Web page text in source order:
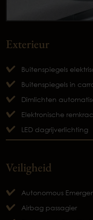
Exterieur
Buitenspiegels
Buitenspiegels in
Dimlichten
Elektronische
LED dagrijverlichting
Veiligheid
Autonomous
Airbag passagier